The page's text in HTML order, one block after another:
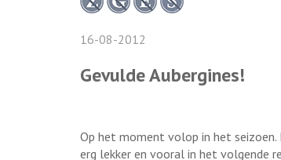
16-08-2012
Gevulde Aubergines!
Op het moment volop in het seizoen.
erg lekker en vooral in het volgende